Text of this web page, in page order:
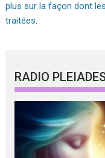
plus sur la façon dont
traitées.
RADIO